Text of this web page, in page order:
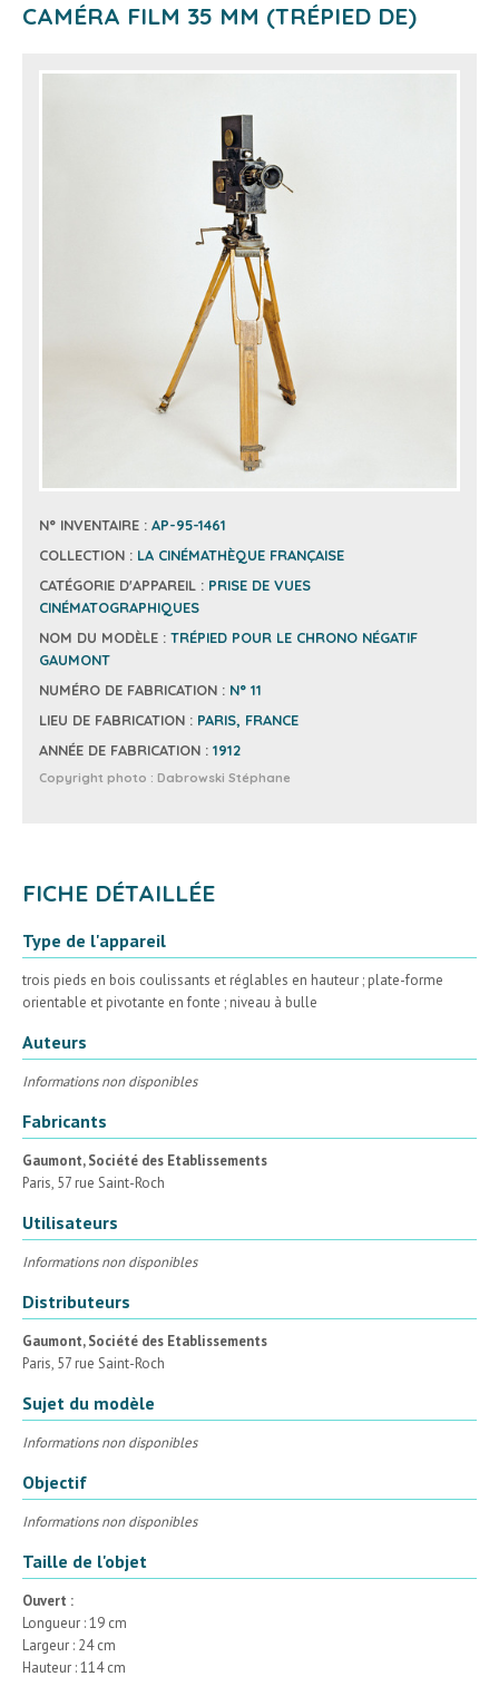
CAMÉRA FILM 35 MM (TRÉPIED DE)
N° INVENTAIRE : AP-95-1461
COLLECTION : LA CINÉMATHÈQUE FRANÇAISE
CATÉGORIE D'APPAREIL : PRISE DE VUES
CINÉMATOGRAPHIQUES
NOM DU MODÈLE : TRÉPIED POUR LE CHRONO NÉGATIF
GAUMONT
NUMÉRO DE FABRICATION : N° 11
LIEU DE FABRICATION : PARIS, FRANCE
ANNÉE DE FABRICATION : 1912
Copyright photo : Dabrowski Stéphane
FICHE DÉTAILLÉE
Type de l'appareil
trois pieds en bois coulissants et réglables en hauteur ; plate-forme
orientable et pivotante en fonte ; niveau à bulle
Auteurs
Informations non disponibles
Fabricants
Gaumont, Société des Etablissements
Paris, 57 rue Saint-Roch
Utilisateurs
Informations non disponibles
Distributeurs
Gaumont, Société des Etablissements
Paris, 57 rue Saint-Roch
Sujet du modèle
Informations non disponibles
Objectif
Informations non disponibles
Taille de l'objet
Ouvert :
Longueur : 19 cm
Largeur : 24 cm
Hauteur : 114 cm